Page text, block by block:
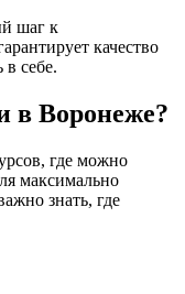
шаг к
качество
в себе.
в Воронеже?
где можно
максимально
знать, где